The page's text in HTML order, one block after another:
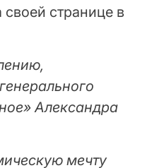
странице в
Александра
мечту